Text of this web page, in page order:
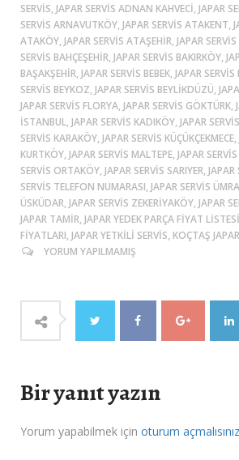
SERVIS, JAPAR SERVIS ADNAN KAHVECI, JAPAR
SERVIS ARNAVUTKÖY, JAPAR SERVIS ATAKENT,
ATAKÖY, JAPAR SERVIS ATAŞEHIR, JAPAR
SERVIS BAHÇEŞEHIR, JAPAR SERVIS BAKIRKÖY,
BAŞAKŞEHIR, JAPAR SERVIS BEBEK, JAPAR
SERVIS BEYKOZ, JAPAR SERVIS BEYLIKDÜZÜ,
JAPAR SERVIS FLORYA, JAPAR SERVIS GÖKTÜRK,
ISTANBUL, JAPAR SERVIS KADIKÖY, JAPAR
SERVIS KARAKÖY, JAPAR SERVIS
KURTKÖY, JAPAR SERVIS MALTEPE, JAPAR
SERVIS ORTAKÖY, JAPAR SERVIS SARIYER,
SERVIS TELEFON NUMARASI, JAPAR SERVIS
ÜSKÜDAR, JAPAR SERVIS ZEKERIYAKÖY, JAPAR
JAPAR TAMIR, JAPAR YEDEK PARÇA FIYAT
FIYATLARI, JAPAR YETKILI SERVIS, KOÇTAŞ
YORUM YAPILMAMIŞ
Bir yanıt yazın
Yorum yapabilmek için oturum açmalısınız